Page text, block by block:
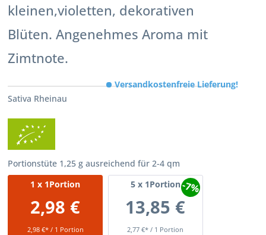
kleinen,violetten, dekorativen
Blüten. Angenehmes Aroma mit
Zimtnote.
Sativa Rheinau
Portionstüte 1,25 g ausreichend für 2-4 qm
1 x 1Portion
2,98 €
2,98 €* / 1 Portion
5x 1Portion
13,85 €
2,77 €* / 1 Portion
-7%
Versandkostenfreie Lieferung!